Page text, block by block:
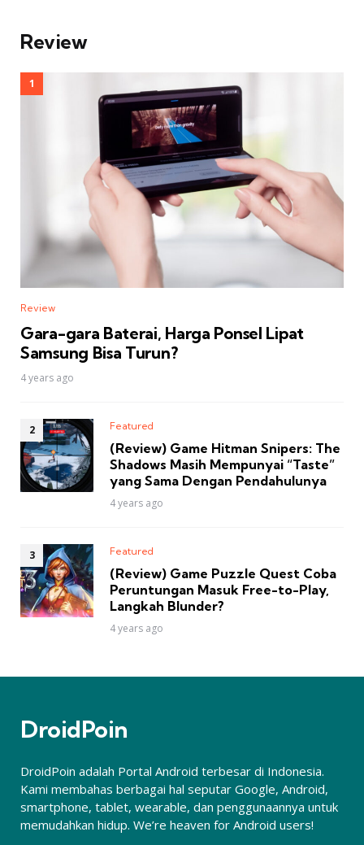
Review
Review
Gara-gara Baterai, Harga Ponsel Lipat
Samsung Bisa Turun?
4 years ago
Featured
(Review) Game Hitman Snipers: The
Shadows Masih Mempunyai “Taste”
yang Sama Dengan Pendahulunya
4 years ago
Featured
(Review) Game Puzzle Quest Coba
Peruntungan Masuk Free-to-Play,
Langkah Blunder?
4 years ago
DroidPoin
DroidPoin adalah Portal Android terbesar di Indonesia.
Kami membahas berbagai hal seputar Google, Android,
smartphone, tablet, wearable, dan penggunaannya untuk
memudahkan hidup. We’re heaven for Android users!